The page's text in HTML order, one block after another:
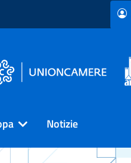
Notizie